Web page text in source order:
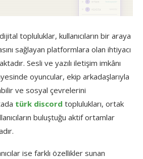
topluluklar, kullanıcıların bir araya
sağlayan platformlara olan ihtiyacı
Sesli ve yazılı iletişim imkânı
oyuncular, ekip arkadaşlarıyla
ve sosyal çevrelerini
türk discord toplulukları, ortak
buluştuğu aktif ortamlar
ise farklı özellikler sunan